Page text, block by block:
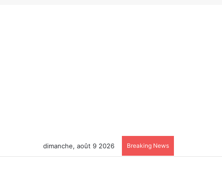
dimanche, août 9 2026 Breaking News